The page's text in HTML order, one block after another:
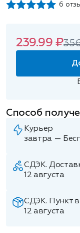
6
239.99 ₽
Способ
Курьер
завтра —
СДЭК.
12 августа
СДЭК. Пункт
12 августа